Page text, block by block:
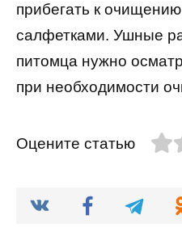
прибегать к
салфетками. Ушные
питомца нужно
при необходимости
Оцените статью